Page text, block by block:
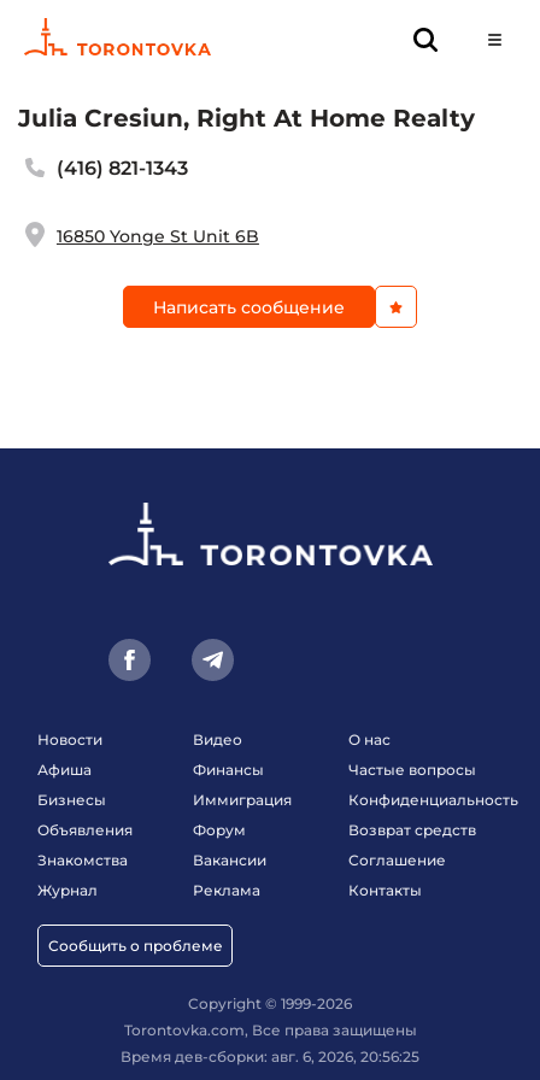
Julia Cresiun, Right At Home Realty
(416) 821-1343
16850 Yonge St Unit 6B
Написать сообщение
Новости
Афиша
Бизнесы
Объявления
Знакомства
Журнал
Сообщить о проблеме
Видео
Финансы
Иммиграция
Форум
Вакансии
Реклама
О нас
Частые вопросы
Конфиденциальность
Возврат средств
Соглашение
Контакты
Copyright © 1999-2026
Torontovka.com, Все права защищены
Время дев-сборки: авг. 6, 2026, 20:56:25